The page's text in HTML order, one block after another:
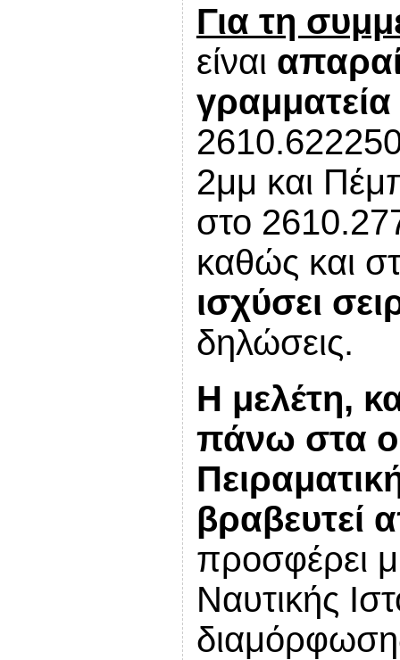
Για τη
είναι
γραμματεία
2μμ και
στο
καθώς και
ισχύσει
δηλώσεις.
Η μελέτη,
πάνω στα
βραβευτεί
προσφέρει
Ναυτικής